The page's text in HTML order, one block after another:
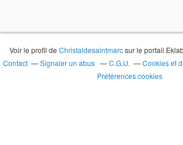
Voir le profil deChristaldesaintmarcsur le portail
Contact
Signaler un abus C.G.U.
Cookies et
Préférences cookies